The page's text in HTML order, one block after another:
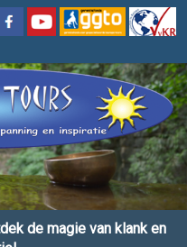
de magie van klank en